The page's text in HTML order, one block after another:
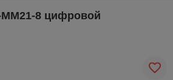
8 цифровой